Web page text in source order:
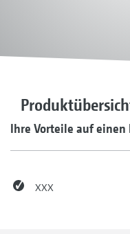
Ihre Vorteile auf einen
xxx